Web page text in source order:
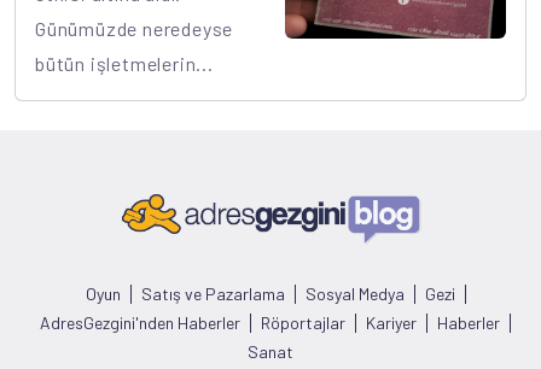
Günümüzde neredeyse
bütün işletmelerin...
Oyun Satış ve Pazarlama Sosyal Medya
Gezi
AdresGezgini'nden Haberler
Röportajlar Kariyer
Haberler
Sanat